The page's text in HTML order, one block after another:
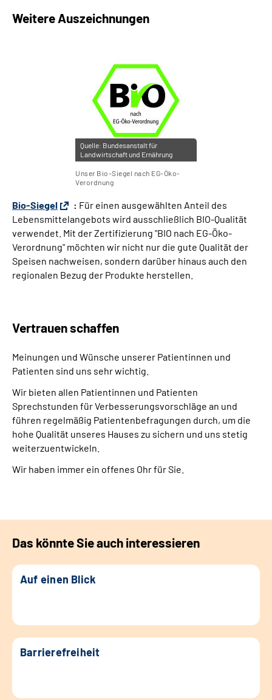
Weitere Auszeichnungen
Quelle: Bundesanstalt für
Landwirtschaft und Ernährung
Unser Bio-Siegel nach EG-Öko-
Verordnung
Bio-Siegel : Für einen ausgewählten Anteil des
Lebensmittelangebots wird ausschließlich BIO-Qualität
verwendet. Mit der Zertifizierung "BIO nach EG-Öko-
Verordnung" möchten wir nicht nur die gute Qualität der
Speisen nachweisen, sondern darüber hinaus auch den
regionalen Bezug der Produkte herstellen.
Vertrauen schaffen
Meinungen und Wünsche unserer Patientinnen und
Patienten sind uns sehr wichtig.
Wir bieten allen Patientinnen und Patienten
Sprechstunden für Verbesserungsvorschläge an und
führen regelmäßig Patientenbefragungen durch, um die
hohe Qualität unseres Hauses zu sichern und uns stetig
weiterzuentwickeln.
Wir haben immer ein offenes Ohr für Sie.
Das könnte Sie auch interessieren
Auf einen Blick
Barrierefreiheit